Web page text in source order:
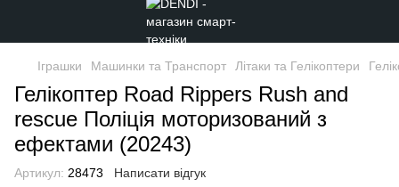
Іграшки Машинки та Транспорт Літаки та Гелікоптери
Гелікоптер Road Rippers Rush and
rescue Поліція моторизований з
ефектами (20243)
Артикул: 28473 Написати відгук